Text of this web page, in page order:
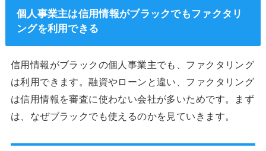
個人事業主は信用情報がブラックでもファクタリ
ングを利用できる
信用情報がブラックの個人事業主でも、ファクタリング
は利用できます。融資やローンと違い、ファクタリング
は信用情報を審査に使わない会社が多いためです。まず
は、なぜブラックでも使えるのかを見ていきます。